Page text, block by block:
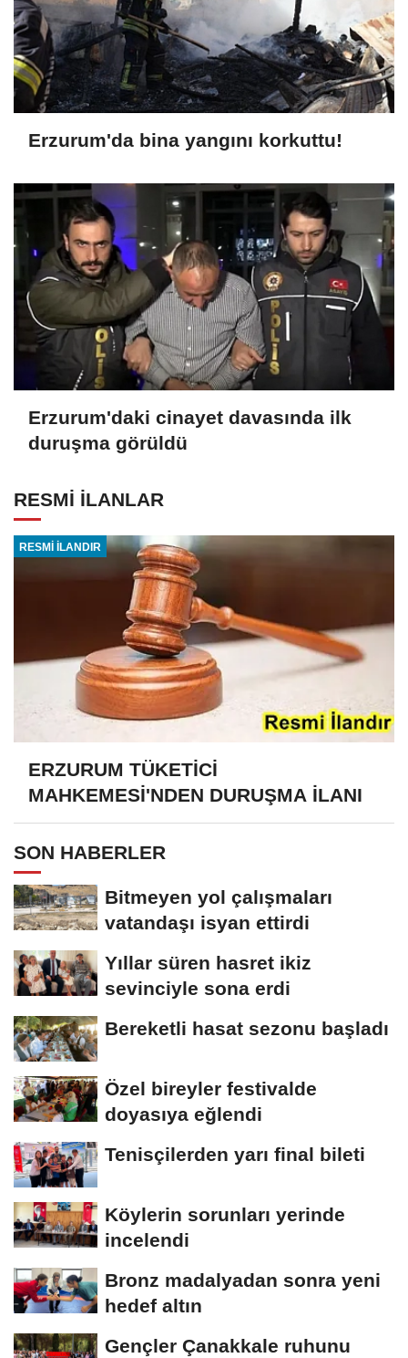
Erzurum'da bina yangını korkuttu!
Erzurum'daki cinayet davasında ilk
duruşma görüldü
RESMİ İLANLAR
RESMİ İLANDIR
ERZURUM TÜKETİCİ
MAHKEMESİ'NDEN DURUŞMA İLANI
SON HABERLER
Bitmeyen yol çalışmaları
vatandaşı isyan ettirdi
Yıllar süren hasret ikiz
sevinciyle sona erdi
Bereketli hasat sezonu başladı
Özel bireyler festivalde
doyasıya eğlendi
Tenisçilerden yarı final bileti
Köylerin sorunları yerinde
incelendi
Bronz madalyadan sonra yeni
hedef altın
Gençler Çanakkale ruhunu